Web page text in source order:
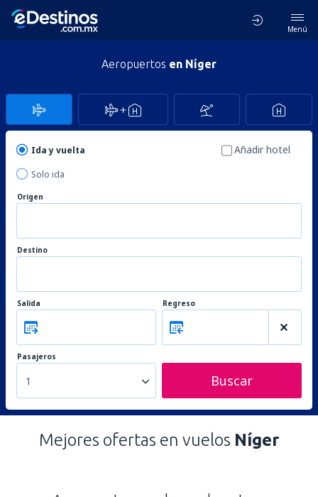
Menú
Aeropuertos en Níger
Ida y vuelta
Solo ida
Añadir hotel
Origen
Destino
Salida Regreso
Pasajeros
1 Buscar
Mejores ofertas en vuelos Níger